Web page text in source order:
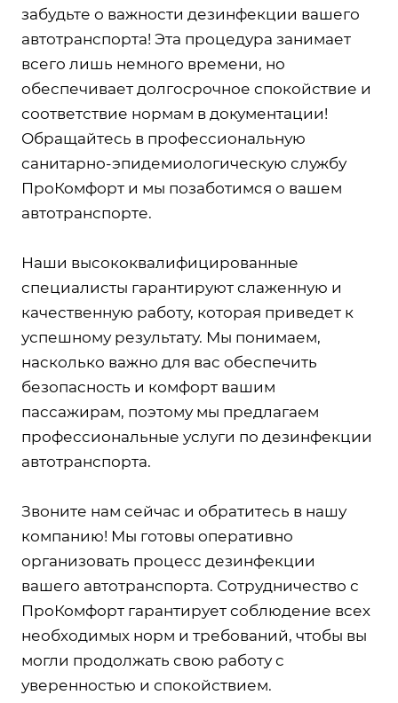
забудьте о важности дезинфекции вашего
автотранспорта! Эта процедура занимает
всего лишь немного времени, но
обеспечивает долгосрочное спокойствие и
соответствие нормам в документации!
Обращайтесь в профессиональную
санитарно-эпидемиологическую службу
ПроКомфорт и мы позаботимся о вашем
автотранспорте.
Наши высококвалифицированные
специалисты гарантируют слаженную и
качественную работу, которая приведет к
успешному результату. Мы понимаем,
насколько важно для вас обеспечить
безопасность и комфорт вашим
пассажирам, поэтому мы предлагаем
профессиональные услуги по дезинфекции
автотранспорта.
Звоните нам сейчас и обратитесь в нашу
компанию! Мы готовы оперативно
организовать процесс дезинфекции
вашего автотранспорта. Сотрудничество с
ПроКомфорт гарантирует соблюдение всех
необходимых норм и требований, чтобы вы
могли продолжать свою работу с
уверенностью и спокойствием.